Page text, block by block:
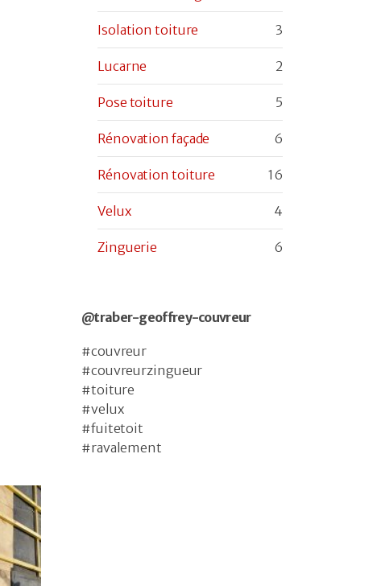
Isolation toiture 3
Lucarne 2
Pose toiture 5
Rénovation façade 6
Rénovation toiture 16
Velux 4
Zinguerie 6
@traber-geoffrey-couvreur
#couvreur
#couvreurzingueur
#toiture
#velux
#fuitetoit
#ravalement